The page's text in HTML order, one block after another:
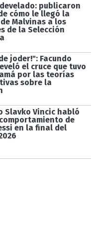
publicaron
cómo le llegó la
Malvinas a los
de la Selección
joder!": Facundo
el cruce que tuvo
por las teorías
sobre la
Slavko Vincic habló
de
en la final del